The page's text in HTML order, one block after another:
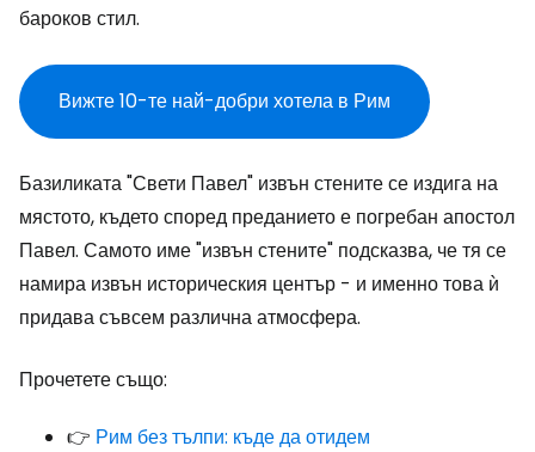
бароков стил.
Вижте 10-те най-добри хотела в Рим
Базиликата "Свети Павел" извън стените се издига на
мястото, където според преданието е погребан апостол
Павел. Самото име "извън стените" подсказва, че тя се
намира извън историческия център - и именно това ѝ
придава съвсем различна атмосфера.
Прочетете също:
👉 Рим без тълпи: къде да отидем